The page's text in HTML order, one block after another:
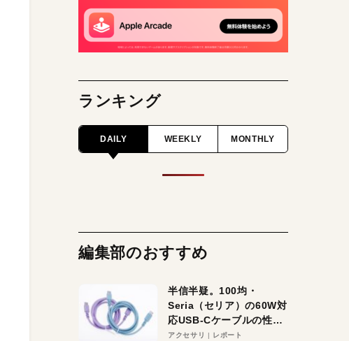
ランキング
DAILY WEEKLY MONTHLY
編集部のおすすめ
半信半疑。100均・
Seria（セリア）の60W対
応USB-Cケーブルの性能
を検証。超コスパの1本を
アクセサリ レポート